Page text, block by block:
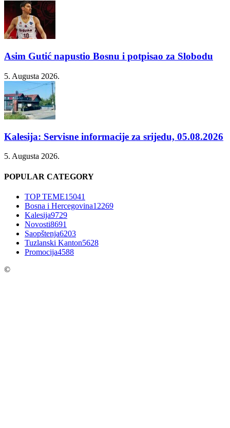
Asim Gutić napustio Bosnu i potpisao za Slobodu
5. Augusta 2026.
Kalesija: Servisne informacije za srijedu, 05.08.2026
5. Augusta 2026.
POPULAR CATEGORY
TOP TEME15041
Bosna i Hercegovina12269
Kalesija9729
Novosti8691
Saopštenja6203
Tuzlanski Kanton5628
Promocija4588
©